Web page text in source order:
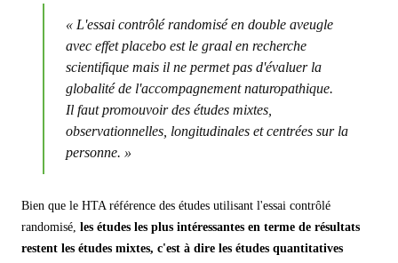
« L'essai contrôlé randomisé en double aveugle
avec effet placebo est le graal en recherche
scientifique mais il ne permet pas d'évaluer la
globalité de l'accompagnement naturopathique.
Il faut promouvoir des études mixtes,
observationnelles, longitudinales et centrées sur la
personne. »
Bien que le HTA référence des études utilisant l'essai contrôlé
randomisé, les études les plus intéressantes en terme de résultats
restent les études mixtes, c'est à dire les études quantitatives